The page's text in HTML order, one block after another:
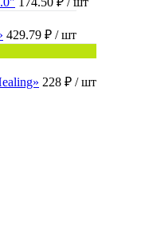
429.79 ₽ / шт
228 ₽ / шт